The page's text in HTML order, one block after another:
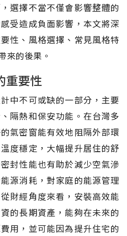
選擇不當不僅會影響整體的
受造成負面影響，本文將深
性、風格選擇、常見風格特
來的後果。
重要性
中不可或缺的一部分，主要
隔熱和保安功能。在台灣多
氣密窗能有效地阻隔外部環
度穩定，大幅提升居住的舒
封性能也有助於減少空氣滲
源消耗，對家庭的能源管理
財經角度來看，安裝高效能
的長期資產，能夠在未來的
用，並可能因為提升住宅的